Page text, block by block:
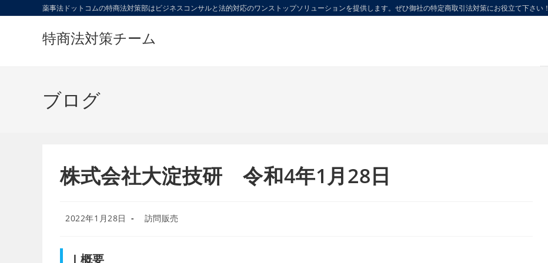
薬事法ドットコムの特商法対策部はビジネスコンサルと法的対応のワンストップソリューションを提供します。ぜひ御社の特定商取引法対策にお役立て下さい！
特商法対策チーム
ブログ
株式会社大淀技研 令和4年1月28日
投
開
2022年1月28日
投訪問販売
Ⅰ概要